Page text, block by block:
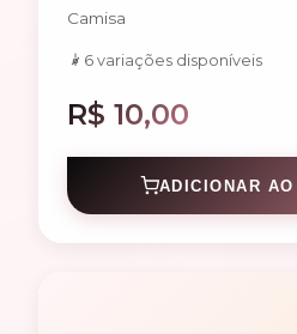
Camisa
6 variações disponíveis
R$ 10,00
ADICIONAR